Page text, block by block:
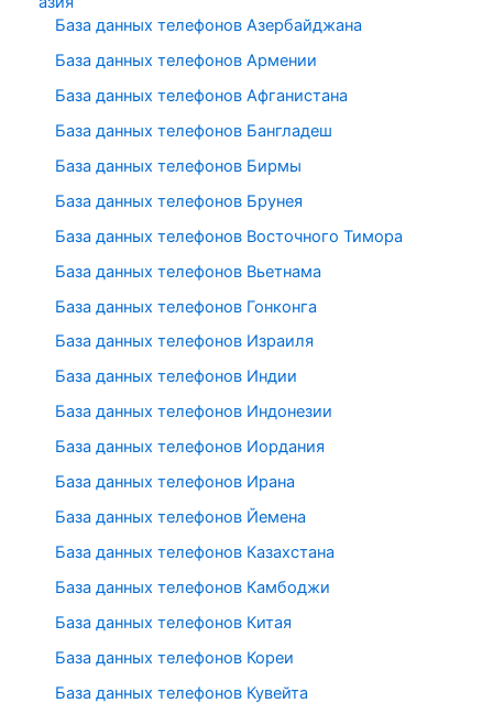
База данных телефонов Азербайджана
База данных телефонов Армении
База данных телефонов Афганистана
База данных телефонов Бангладеш
База данных телефонов Бирмы
База данных телефонов Брунея
База данных телефонов Восточного Тимора
База данных телефонов Вьетнама
База данных телефонов Гонконга
База данных телефонов Израиля
База данных телефонов Индии
База данных телефонов Индонезии
База данных телефонов Иордания
База данных телефонов Ирана
База данных телефонов Йемена
База данных телефонов Казахстана
База данных телефонов Камбоджи
База данных телефонов Китая
База данных телефонов Кореи
База данных телефонов Кувейта